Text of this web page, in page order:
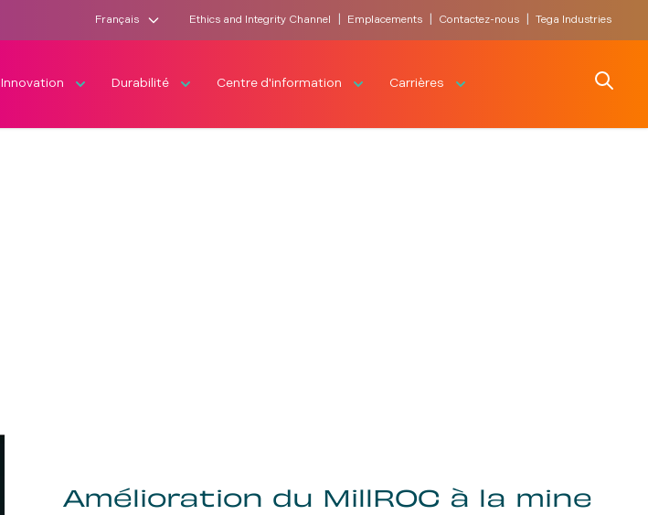
Français Ethics and Integrity Channel Emplacements Contactez-nous Tega Industries
Innovation Durabilité Centre d'information Carrières Search
Amélioration du MillROC à la mine